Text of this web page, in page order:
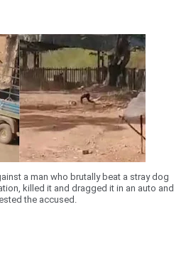
a man who brutally beat a stray dog
killed it and dragged it in an auto and
the accused.